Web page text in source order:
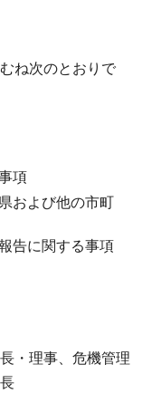
ね次のとおりで
項
および他の市町
告に関する事項
・理事、危機管理